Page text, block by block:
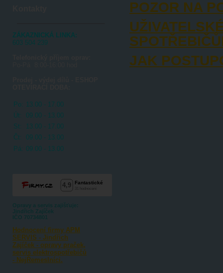
POZOR NA
JAK
ZÁKAZNICKÁ LINKA:
603 504 239
Po: 13.00 - 17.00
Út:
09.00 - 13.00
St:
13.00 - 17.00
Čt:
09.00 - 13.00
Pá: 09.00 - 13.00
Opravy a servis zajišťuje:
Jindřich Zajíček
IČO 70734801
Hodnocení firmy APM
SERVIS - Jindřich
Zajíček - opravy praček,
servis elektrospotřebičů
- NejŘemeslníci.